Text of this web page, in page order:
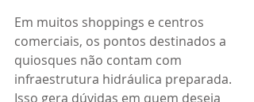
Em muitos shoppings e centros
comerciais, os pontos destinados a
quiosques não contam com
infraestrutura hidráulica preparada.
Isso gera dúvidas em quem deseja